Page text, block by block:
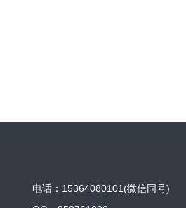
电话：15364080101(微信同号)